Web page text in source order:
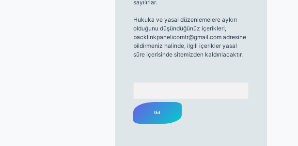
sayılırlar.
Hukuka ve yasal düzenlemelere aykırı
olduğunu düşündüğünüz içerikleri,
backlinkpanelicomtr@gmail.comadresine
bildirmeniz halinde, ilgili içerikler yasal
süre içerisinde sitemizden kaldırılacaktır.